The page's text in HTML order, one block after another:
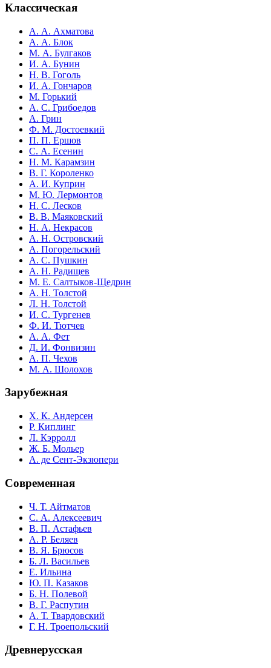
Классическая
А. А. Ахматова
А. А. Блок
М. А. Булгаков
И. А. Бунин
Н. В. Гоголь
И. А. Гончаров
М. Горький
А. С. Грибоедов
А. Грин
Ф. М. Достоевкий
П. П. Ершов
С. А. Есенин
Н. М. Карамзин
В. Г. Короленко
А. И. Куприн
М. Ю. Лермонтов
Н. С. Лесков
В. В. Маяковский
Н. А. Некрасов
А. Н. Островский
А. Погорельский
А. С. Пушкин
А. Н. Радищев
М. Е. Салтыков-Щедрин
А. Н. Толстой
Л. Н. Толстой
И. С. Тургенев
Ф. И. Тютчев
А. А. Фет
Д. И. Фонвизин
А. П. Чехов
М. А. Шолохов
Зарубежная
Х. К. Андерсен
Р. Киплинг
Л. Кэрролл
Ж. Б. Мольер
А. де Сент-Экзюпери
Современная
Ч. Т. Айтматов
С. А. Алексеевич
В. П. Астафьев
А. Р. Беляев
В. Я. Брюсов
Б. Л. Васильев
Е. Ильина
Ю. П. Казаков
Б. Н. Полевой
В. Г. Распутин
А. Т. Твардовский
Г. Н. Троепольский
Древнерусская